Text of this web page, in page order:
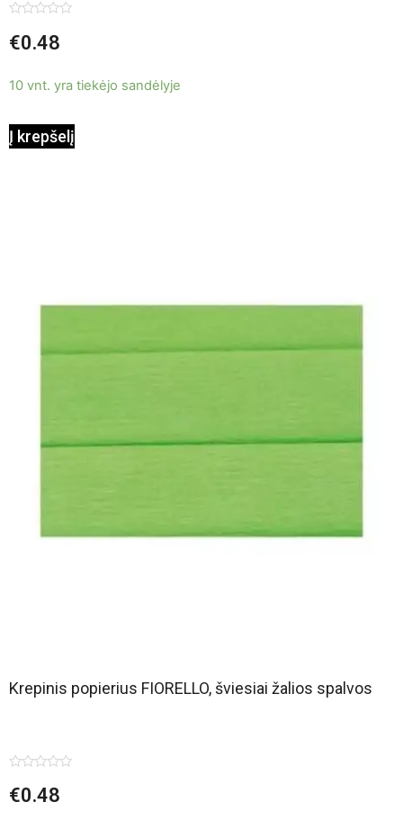
0
iš
€0.48
10 vnt. yra tiekėjo sandėlyje
Į krepšelį
Krepinis popierius FIORELLO, šviesiai žalios spalvos
0
iš
€0.48